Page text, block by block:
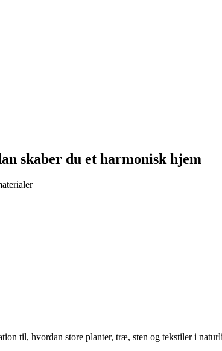
skaber du et harmonisk hjem
til, hvordan store planter, træ, sten og tekstiler i